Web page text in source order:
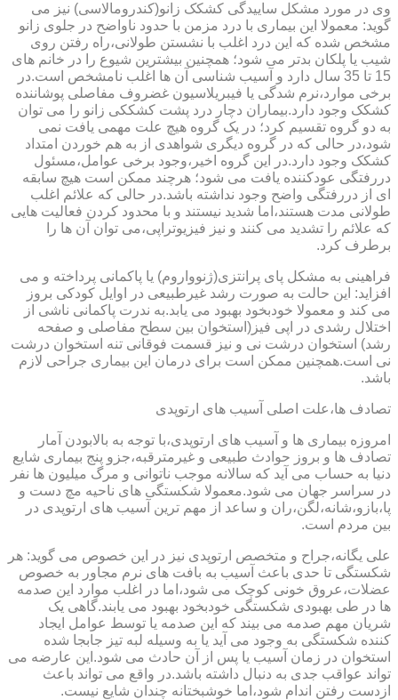
وی در مورد مشکل ساییدگی کشکک زانو(کندرومالاسی) نیز می
گوید: معمولا این بیماری با درد مزمن با حدود ناواضح در جلوی زانو
مشخص شده که این درد اغلب با نشستن طولانی،راه رفتن روی
شیب یا پلکان بدتر می شود؛ همچنین بیشترین شیوع را در خانم های
15 تا 35 سال دارد و آسیب شناسی آن ها اغلب نامشخص است.در
برخی موارد،نرم شدگی یا فیبریلاسیون غضروف مفاصلی پوشاننده
کشکک وجود دارد.بیماران دچار درد پشت کشککی زانو را می توان
به دو گروه تقسیم کرد؛ در یک گروه هیچ علت مهمی یافت نمی
شود،در حالی که در گروه دیگری شواهدی از به هم خوردن امتداد
کشکک وجود دارد.در این گروه اخیر،وجود برخی عوامل،مسئول
دررفتگی عودکننده یافت می شود؛ هرچند ممکن است هیچ سابقه
ای از دررفتگی واضح وجود نداشته باشد.در حالی که علائم اغلب
طولانی مدت هستند،اما شدید نیستند و با محدود کردن فعالیت هایی
که علائم را تشدید می کنند و نیز فیزیوتراپی،می توان آن ها را
برطرف کرد.
فراهینی به مشکل پای پرانتزی(ژنوواروم) یا پاکمانی پرداخته و می
افزاید: این حالت به صورت رشد غیرطبیعی در اوایل کودکی بروز
می کند و معمولا خودبخود بهبود می یابد.به ندرت پاکمانی ناشی از
اختلال رشدی در اپی فیز(استخوان بین سطح مفاصلی و صفحه
رشد) استخوان درشت نی و نیز قسمت فوقانی تنه استخوان درشت
نی است.همچنین ممکن است برای درمان این بیماری جراحی لازم
باشد.
تصادف ها،علت اصلی آسیب های ارتوپدی
امروزه بیماری ها و آسیب های ارتوپدی،با توجه به بالابودن آمار
تصادف ها و بروز حوادث طبیعی و غیرمترقبه،جزو پنج بیماری شایع
دنیا به حساب می آید که سالانه موجب ناتوانی و مرگ میلیون ها نفر
در سراسر جهان می شود.معمولا شکستگی های ناحیه مچ دست و
پا،بازو،شانه،لگن،ران و ساعد از مهم ترین آسیب های ارتوپدی در
بین مردم است.
علی یگانه،جراح و متخصص ارتوپدی نیز در این خصوص می گوید: هر
شکستگی تا حدی باعث آسیب به بافت های نرم مجاور به خصوص
عضلات،عروق خونی کوچک می شود،اما در اغلب موارد این صدمه
ها در طی بهبودی شکستگی خودبخود بهبود می یابند.گاهی یک
شریان مهم صدمه می بیند که این صدمه یا توسط عوامل ایجاد
کننده شکستگی به وجود می آید یا به وسیله لبه تیز جابجا شده
استخوان در زمان آسیب یا پس از آن حادث می شود.این عارضه می
تواند عواقب جدی به دنبال داشته باشد.در واقع می تواند باعث
ازدست رفتن اندام شود،اما خوشبختانه چندان شایع نیست.